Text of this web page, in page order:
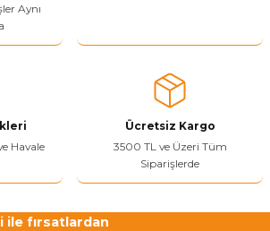
eksik bilgiler bulunuyor.
alternatifler olmalı.
Yetkiliye Gönder
Aynı
Havale
Ücretsiz Kargo
3500 TL ve Üzeri Tüm
Siparişlerde
ile fırsatlardan